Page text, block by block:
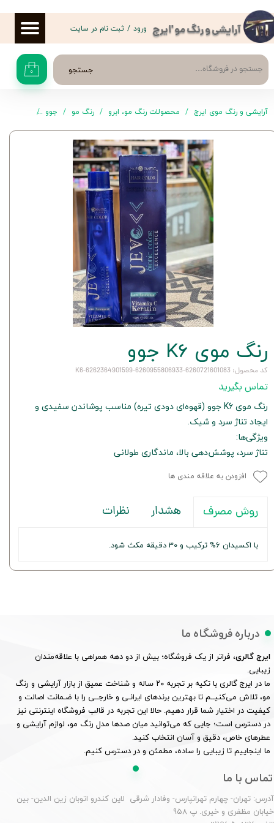
آرایشی و رنگ مو 'ایرج
جستجو ۰
ورود / ثبت نام در سایت
حساب کاربری من
تغییر گذر واژه
سفارشات
خروج از حساب کاربری
آرایشی و رنگ موی ایرج محصولات رنگ مو، ابرو رنگ مو جوو
رنگ موی K6 جوو
کد محصول: 6260721601083-6260955806933-6262364901599-K6
تماس بگیرید
رنگ موی K6 جوو (قهوه‌ای دودی تیره) مناسب پوشاندن سفیدی و
ایجاد تناژ سرد و شیک.
ویژگی‌ها:
تناژ سرد، پوشش‌دهی بالا، ماندگاری طولانی
افزودن به علاقه مندی ها
روش مصرف هشدار نظرات
با اکسیدان 6% ترکیب و 30 دقیقه مکث شود.
درباره فروشگاه ما
ایرج گالری، فراتر از یک فروشگاه؛ بیش از دو دهه همراهی با علاقه‌مندان
زیبایی.
ما در ایرج گالری با تکیه بر تجربه ۲۰ ساله و شناخت عمیق از بازار آرایشی و رنگ
مو، تلاش می‌کنیــم تا بهترین برندهای ایرانـی و خارجــی را با ضـمانت اصالت و
کیفیت در اختیار شما قرار دهیم. حالا این تجربه در قالب فروشگاه اینترنتی نیز
در دسترس است؛ جایی که می‌توانید میان صدها مدل رنگ مو، لوازم آرایشی و
عطرهای خاص، دقیق و آسان انتخاب کنید.
ما اینجاییم تا زیبایی را ساده، مطمئن و در دسترس کنیم.
تماس با ما
آدرس: تهران- چهارم تهرانپارس- وفادار شرقی لاین کندرو اتوبان زین الدین- بین
خیابان مظفری و خیری. پ 958